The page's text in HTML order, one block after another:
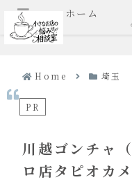
ホーム
Home 埼玉
PR
川越ゴンチャ
ロ店タピオカ
メニュー